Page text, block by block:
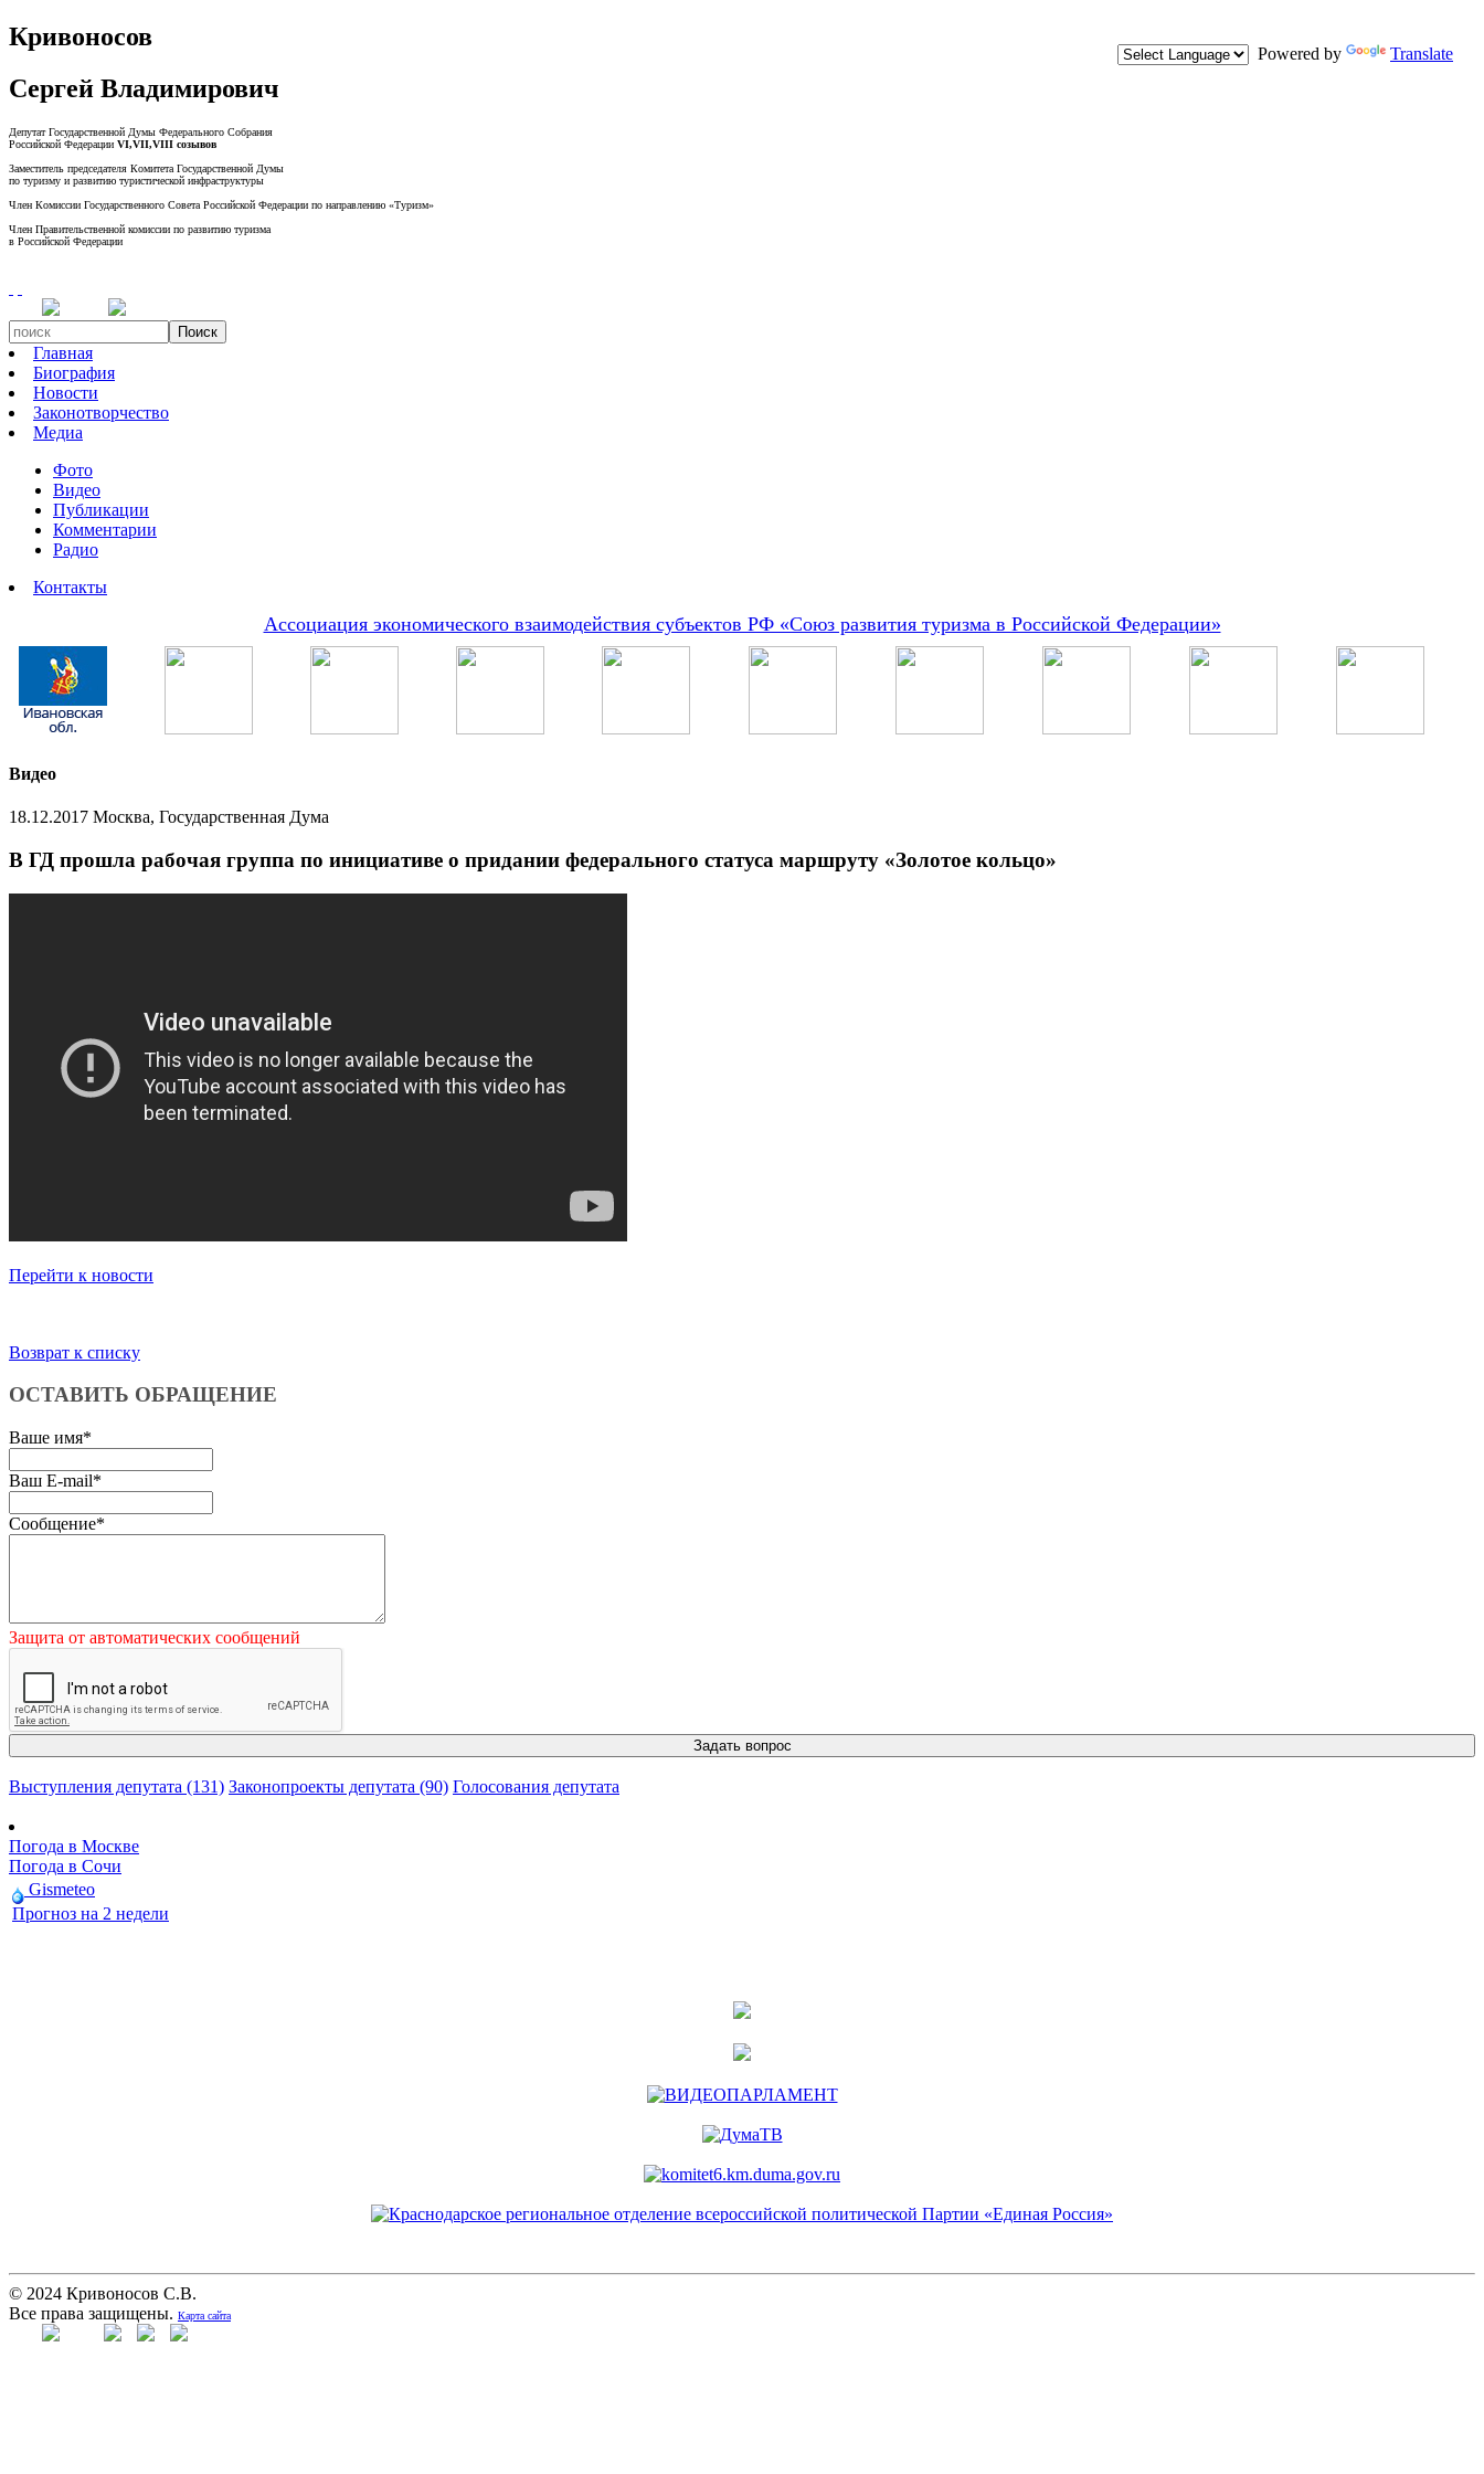
Powered by Translate
Кривоносов
Сергей Владимирович
Депутат Государственной Думы Федерального Собрания
Российской Федерации VI,VII,VIII созывов
Заместитель председателя Комитета Государственной Думы
по туризму и развитию туристической инфраструктуры
Член Комиссии Государственного Совета Российской Федерации по направлению «Туризм»
Член Правительственной комиссии по развитию туризма
в Российской Федерации
Поиск
Главная
Биография
Новости
Законотворчество
Медиа
Фото
Видео
Публикации
Комментарии
Радио
Контакты
Ассоциация экономического взаимодействия субъектов РФ «Союз развития туризма в Российской Федерации»
Видео
18.12.2017 Москва, Государственная Дума
В ГД прошла рабочая группа по инициативе о придании федерального статуса маршруту «Золотое кольцо»
Перейти к новости
Возврат к списку
ОСТАВИТЬ ОБРАЩЕНИЕ
Ваше имя*
Ваш E-mail*
Сообщение*
Защита от автоматических сообщений
Выступления депутата (131) Законопроекты депутата (90) Голосования депутата
Погода в Москве
Погода в Сочи
Gismeteo
Прогноз на 2 недели
© 2024 Кривоносов С.В.
Все права защищены. Карта сайта